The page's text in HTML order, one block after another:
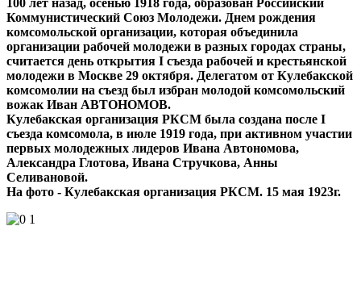
100 лет назад, осенью 1918 года, образован Российский
Коммунистический Союз Молодежи. Днем рождения
комсомольской организации, которая объединила
организации рабочей молодежи в разных городах страны,
считается день открытия I съезда рабочей и крестьянской
молодежи в Москве 29 октября. Делегатом от Кулебакской
комсомолии на съезд был избран молодой комсомольский
вожак Иван АВТОНОМОВ.
Кулебакская организация РКСМ была создана после I
съезда комсомола, в июле 1919 года, при активном участии
первых молодежных лидеров Ивана Автономова,
Александра Глотова, Ивана Стручкова, Анны
Селивановой.
На фото - Кулебакская организация РКСМ. 15 мая 1923г.